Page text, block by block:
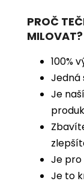
PROČ
MILOVAT?
100%
Jedná
Je
Je pro
Je to